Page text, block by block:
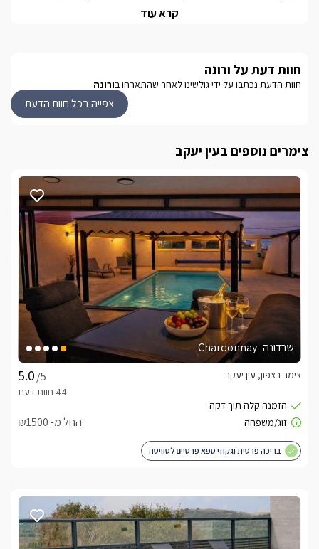
במתחם שתי סוויטות פרטיות לחלוטין האחת מהשניה בעלות מתחמי
מגבות, חלוקים ותמרוקי רחצה ריחניים.עם ג'קוזי פרטי פנימי וג'קוזי
נאפולי: סוויטה אינטימית במיוחד לזוגות בלבד , מתפארת בחדר
שינה מרווח במיוחד מעוצב ונוח עם אבזור מלא.החדר השינה שבו
מפנק ופרטי. ובו בריכת שחייה מפנקת ואינטימית ופינת ברביקיו.
איזור החוץ
הסוויטות שוכנות במושב עין יעקב המשקיף על כל אזור הגליל
באזור החוץ של סוויטת סורנטו קיימת בריכת שחיה מפוארת פרטית
פינת ברביקיו חדישה, פינות ישיבה ונוף קסום ושקט.
כלול באירוח
באירוח יחכו לכם : בקבוק יין איכותי, חלב, קפסולות למכונות הקפה,
חטיפים, שוקולדים, פירות העונה ופינוקים נוספים. בחדרי הרחצה
קרא עוד
חוות דעת על ורונה
חוות הדעת נכתבו על ידי גולשינו לאחר שהתארחו בורונה
צפייה בכל חוות הדעת
צימרים נוספים בעין יעקב
שרדונה- Chardonnay
/5
צימר בצפון, עין יעקב
החל מ- ₪1500
בריכה פרטית וגקוזי ספא פרטיים לסוויטה